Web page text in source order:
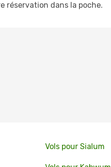
réservation dans la poche.
Vols pour Sialum